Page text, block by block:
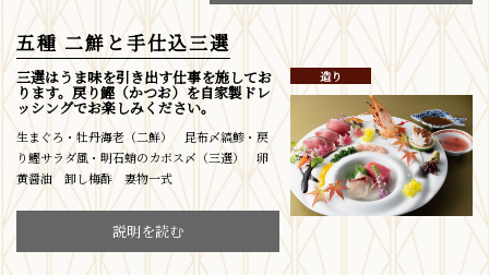
造り
五種 二鮮と手仕込三選
三選はうま味を引き出す仕事を施してお
ります。戻り鰹（かつお）を自家製ドレ
ッシングでお楽しみください。
生まぐろ・牡丹海老（二鮮） 昆布〆縞鯵・戻
り鰹サラダ風・明石蛸のカボス〆（三選） 卵
黄醤油 卸し梅酢 妻物一式
説明を読む